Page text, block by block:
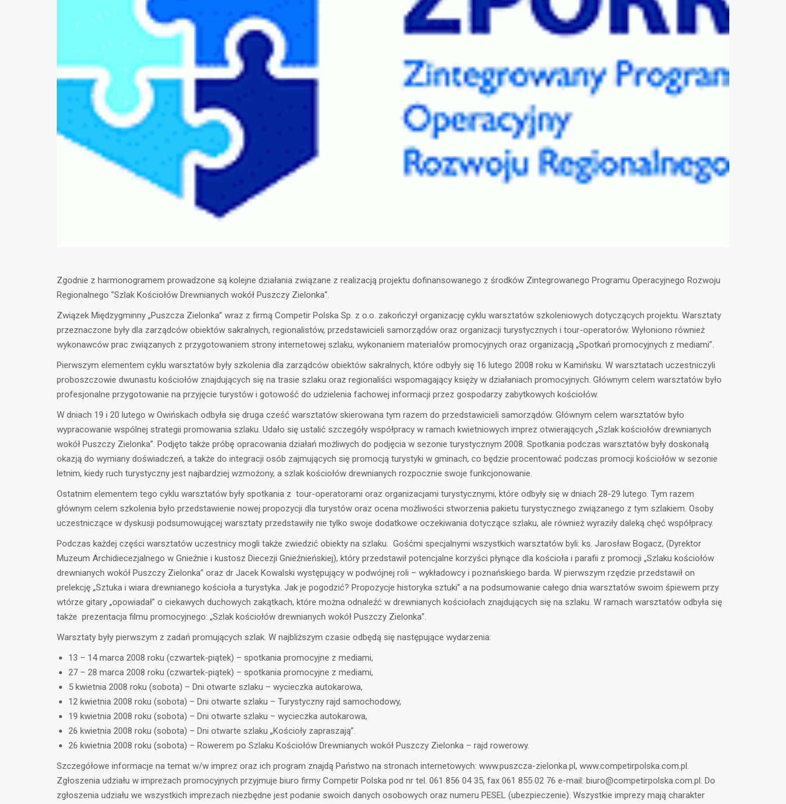
Zgodnie z harmonogramem prowadzone są kolejne działania związane z realizacją projektu dofinansowanego z środków Zintegrowanego Programu Operacyjnego Rozwoju
Regionalnego "Szlak Kościołów Drewnianych wokół Puszczy Zielonka".
Związek Międzygminny „Puszcza Zielonka” wraz z firmą Competir Polska Sp. z o.o. zakończył organizację cyklu warsztatów szkoleniowych dotyczących projektu. Warsztaty
przeznaczone były dla zarządców obiektów sakralnych, regionalistów, przedstawicieli samorządów oraz organizacji turystycznych i tour-operatorów. Wyłoniono również
wykonawców prac związanych z przygotowaniem strony internetowej szlaku, wykonaniem materiałów promocyjnych oraz organizacją „Spotkań promocyjnych z mediami”.
Pierwszym elementem cyklu warsztatów były szkolenia dla zarządców obiektów sakralnych, które odbyły się 16 lutego 2008 roku w Kamińsku. W warsztatach uczestniczyli
proboszczowie dwunastu kościołów znajdujących się na trasie szlaku oraz regionaliści wspomagający księży w działaniach promocyjnych. Głównym celem warsztatów było
profesjonalne przygotowanie na przyjęcie turystów i gotowość do udzielenia fachowej informacji przez gospodarzy zabytkowych kościołów.
W dniach 19 i 20 lutego w Owińskach odbyła się druga cześć warsztatów skierowana tym razem do przedstawicieli samorządów. Głównym celem warsztatów było
wypracowanie wspólnej strategii promowania szlaku. Udało się ustalić szczegóły współpracy w ramach kwietniowych imprez otwierających „Szlak kościołów drewnianych
wokół Puszczy Zielonka”. Podjęto także próbę opracowania działań możliwych do podjęcia w sezonie turystycznym 2008. Spotkania podczas warsztatów były doskonałą
okazją do wymiany doświadczeń, a także do integracji osób zajmujących się promocją turystyki w gminach, co będzie procentować podczas promocji kościołów w sezonie
letnim, kiedy ruch turystyczny jest najbardziej wzmożony, a szlak kościołów drewnianych rozpocznie swoje funkcjonowanie.
Ostatnim elementem tego cyklu warsztatów były spotkania z tour-operatorami oraz organizacjami turystycznymi, które odbyły się w dniach 28-29 lutego. Tym razem
głównym celem szkolenia było przedstawienie nowej propozycji dla turystów oraz ocena możliwości stworzenia pakietu turystycznego związanego z tym szlakiem. Osoby
uczestniczące w dyskusji podsumowującej warsztaty przedstawiły nie tylko swoje dodatkowe oczekiwania dotyczące szlaku, ale również wyraziły daleką chęć współpracy.
Podczas każdej części warsztatów uczestnicy mogli także zwiedzić obiekty na szlaku. Gośćmi specjalnymi wszystkich warsztatów byli: ks. Jarosław Bogacz, (Dyrektor
Muzeum Archidiecezjalnego w Gnieźnie i kustosz Diecezji Gnieźnieńskiej), który przedstawił potencjalne korzyści płynące dla kościoła i parafii z promocji „Szlaku kościołów
drewnianych wokół Puszczy Zielonka” oraz dr Jacek Kowalski występujący w podwójnej roli – wykładowcy i poznańskiego barda. W pierwszym rzędzie przedstawił on
prelekcję „Sztuka i wiara drewnianego kościoła a turystyka. Jak je pogodzić? Propozycje historyka sztuki” a na podsumowanie całego dnia warsztatów swoim śpiewem przy
wtórze gitary „opowiadał” o ciekawych duchowych zakątkach, które można odnaleźć w drewnianych kościołach znajdujących się na szlaku. W ramach warsztatów odbyła się
także prezentacja filmu promocyjnego: „Szlak kościołów drewnianych wokół Puszczy Zielonka”.
Warsztaty były pierwszym z zadań promujących szlak. W najbliższym czasie odbędą się następujące wydarzenia:
13 – 14 marca 2008 roku (czwartek-piątek) – spotkania promocyjne z mediami,
27 – 28 marca 2008 roku (czwartek-piątek) – spotkania promocyjne z mediami,
5 kwietnia 2008 roku (sobota) – Dni otwarte szlaku – wycieczka autokarowa,
12 kwietnia 2008 roku (sobota) – Dni otwarte szlaku – Turystyczny rajd samochodowy,
19 kwietnia 2008 roku (sobota) – Dni otwarte szlaku – wycieczka autokarowa,
26 kwietnia 2008 roku (sobota) – Dni otwarte szlaku „Kościoły zapraszają”.
26 kwietnia 2008 roku (sobota) – Rowerem po Szlaku Kościołów Drewnianych wokół Puszczy Zielonka – rajd rowerowy.
Szczegółowe informacje na temat w/w imprez oraz ich program znajdą Państwo na stronach internetowych: www.puszcza-zielonka.pl, www.competirpolska.com.pl.
Zgłoszenia udziału w imprezach promocyjnych przyjmuje biuro firmy Competir Polska pod nr tel. 061 856 04 35, fax 061 855 02 76 e-mail: biuro@competirpolska.com.pl. Do
zgłoszenia udziału we wszystkich imprezach niezbędne jest podanie swoich danych osobowych oraz numeru PESEL (ubezpieczenie). Wszystkie imprezy mają charakter